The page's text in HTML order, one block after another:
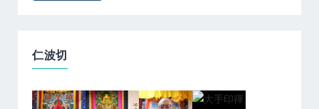
仁波切